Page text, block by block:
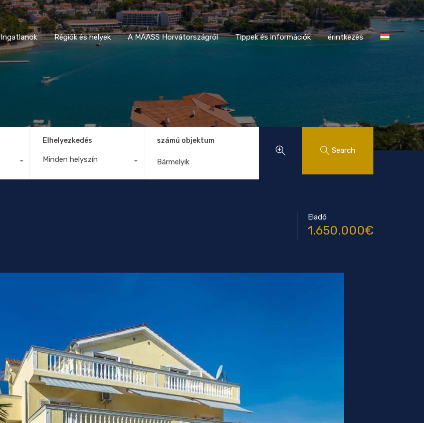
Ingatlanok Régiók és helyek A MAASS Horvátországról Tippek és információk érintkezés
Ingatlanok Régiók és helyek A MAASS Horvátországról Tippek és információk érintkezés
Elhelyezkedés
Minden helyszín
számú objektum
Search
Eladó
1.650.000€